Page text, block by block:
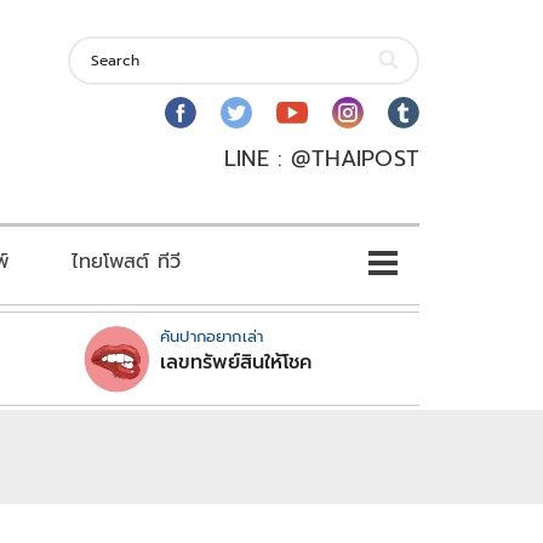
LINE : @THAIPOST
ไทยโพสต์ ทีวี
คันปากอยากเล่า
เลขทรัพย์สินให้โชค